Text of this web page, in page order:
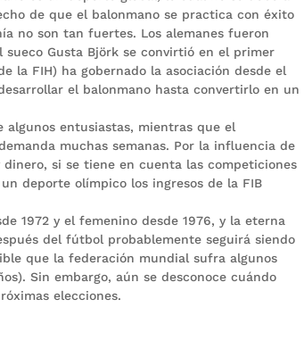
de que el balonmano se practica con éxito
no son tan fuertes. Los alemanes fueron
Gusta Björk se convirtió en el primer
la FIH) ha gobernado la asociación desde el
el balonmano hasta convertirlo en un
algunos entusiastas, mientras que el
muchas semanas. Por la influencia de
si se tiene en cuenta las competiciones
deporte olímpico los ingresos de la FIB
1972 y el femenino desde 1976, y la eterna
del fútbol probablemente seguirá siendo
que la federación mundial sufra algunos
Sin embargo, aún se desconoce cuándo
elecciones.